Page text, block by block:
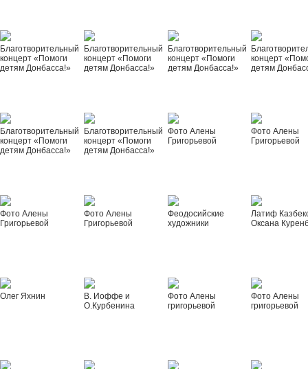
Благотворительный
концерт «Помоги
детям Донбасса!»
Благотворительный
концерт «Помоги
детям Донбасса!»
Благотворительный
концерт «Помоги
детям Донбасса!»
концерт
детям
Благотворительный
концерт «Помоги
детям Донбасса!»
Благотворительный
концерт «Помоги
детям Донбасса!»
Фото Алены
Григорьевой
Фото Алены
Григорьевой
Фото Алены
Григорьевой
Фото Алены
Григорьевой
Феодосийские
художники
Латиф
Оксана
Олег Яхнин
В. Иоффе и
О.Курбенина
Фото Алены
григорьевой
Фото Алены
григорьевой